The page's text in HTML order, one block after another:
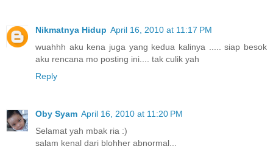
Nikmatnya Hidup April 16, 2010 at 11:17 PM
wuahhh aku kena juga yang kedua kalinya ..... siap besok
aku rencana mo posting ini.... tak culik yah
Reply
Oby Syam April 16, 2010 at 11:20 PM
Selamat yah mbak ria :)
salam kenal dari blohher abnormal...